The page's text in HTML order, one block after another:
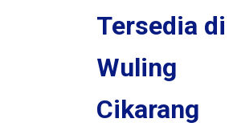
Tersedia di
Wuling
Cikarang